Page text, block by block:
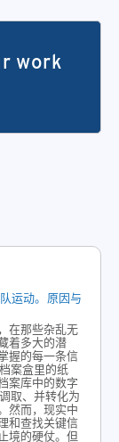
work
运动。原因与
在那些杂乱无
着多大的潜
握的每一条信
案盒里的纸
案库中的数字
取、并转化为
然而，现实中
和查找关键信
境的硬仗。但